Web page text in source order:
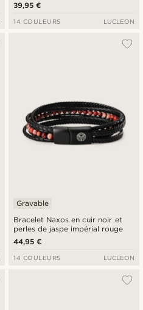
39,95 €
14 COULEURS LUCLEON
Bracelet Naxos en cuir noir et
perles de jaspe impérial rouge
Gravable
44,95 €
14 COULEURS LUCLEON